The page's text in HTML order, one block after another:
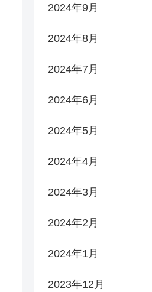
2024年9月
2024年8月
2024年7月
2024年6月
2024年5月
2024年4月
2024年3月
2024年2月
2024年1月
2023年12月